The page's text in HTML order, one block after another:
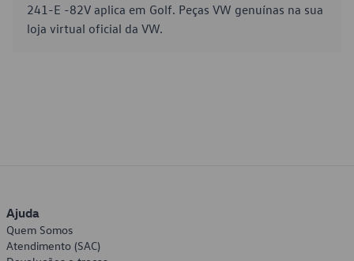
241-E -82V aplica em Golf. Peças VW genuínas na sua
loja virtual oficial da VW.
Ajuda
Quem Somos
Atendimento (SAC)